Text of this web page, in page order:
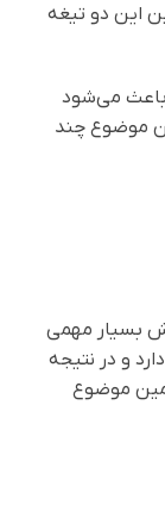
این دو تیغه
در دقیقه) باعث می‌شود
موضوع چند
بسیار مهمی
و در نتیجه
موضوع